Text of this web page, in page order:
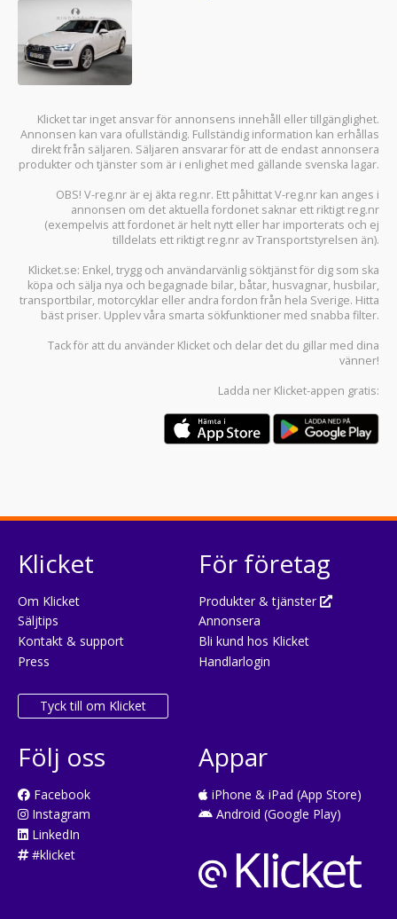
Klicket tar inget ansvar för annonsens innehåll eller tillgänglighet.
Annonsen kan vara ofullständig. Fullständig information kan erhållas
direkt från säljaren. Säljaren ansvarar för att de endast annonsera
produkter och tjänster som är i enlighet med gällande svenska lagar.
OBS! V-reg.nr är ej äkta reg.nr. Ett påhittat V-reg.nr kan anges i
annonsen om det aktuella fordonet saknar ett riktigt reg.nr
(exempelvis att fordonet är helt nytt eller har importerats och ej
tilldelats ett riktigt reg.nr av Transportstyrelsen än).
Klicket.se: Enkel, trygg och användarvänlig söktjänst för dig som ska
köpa och sälja nya och begagnade bilar, båtar, husvagnar, husbilar,
transportbilar, motorcyklar eller andra fordon från hela Sverige. Hitta
bäst priser. Upplev våra smarta sökfunktioner med snabba filter.
Tack för att du använder Klicket och delar det du gillar med dina
vänner!
Ladda ner Klicket-appen gratis:
Klicket
Om Klicket
Säljtips
Kontakt & support
Press
Tyck till om Klicket
För företag
Produkter & tjänster
Annonsera
Bli kund hos Klicket
Handlarlogin
Följ oss
Facebook
Instagram
LinkedIn
#klicket
Appar
iPhone & iPad (App Store)
Android (Google Play)